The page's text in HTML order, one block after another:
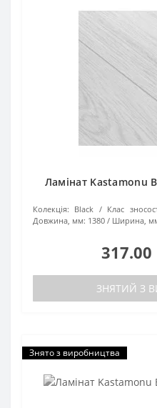
Ламінат Kastamonu
Колекція: Black Клас
Довжина, мм: 1380 Ширина,
ЗНЯТИЙ З
Знято з виробництва